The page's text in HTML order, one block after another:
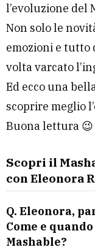
l’evoluzione del
Non solo le
emozioni e tutto
volta varcato
Ed ecco una
scoprire meglio
Buona lettura 😉
Scopri il
con Eleonora
Q. Eleonora,
Come e
Mashable?